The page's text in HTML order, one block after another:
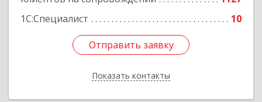
1С:Специалист
10
Отправить заявку
Показать контакты
Отправить заявку
Назад